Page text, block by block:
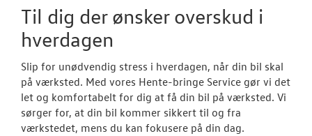
Koncepter og
Vejhjælp
Til dig der ønsker overskud i
hverdagen
Slip for unødvendig stress i hverdagen, når din bil skal
på værksted. Med vores Hente-bringe Service gør vi det
let og komfortabelt for dig at få din bil på værksted. Vi
sørger for, at din bil kommer sikkert til og fra
værkstedet, mens du kan fokusere på din dag.